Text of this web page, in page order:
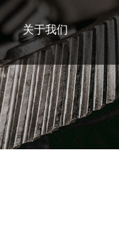
关于我们